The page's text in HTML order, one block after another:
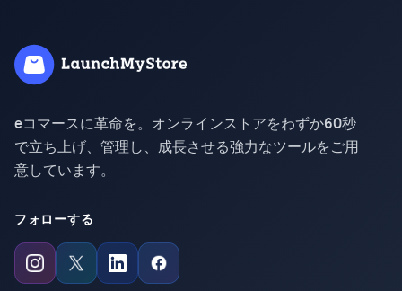
eコマースに革命を。オンラインストアをわずか60秒
で立ち上げ、管理し、成長させる強力なツールをご用
意しています。
フォローする